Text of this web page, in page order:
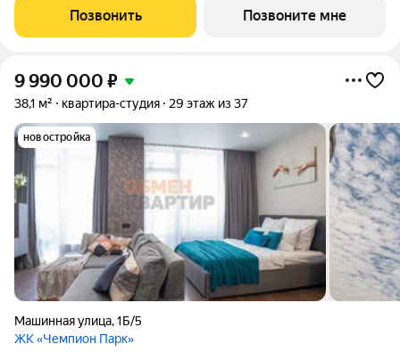
муниципальный детский сад жители смогут получать
удовольствие от каждого момента жизни в
Позвонить Позвоните мне
9 990 000 ₽
38,1 м² квартира-студия 29 этаж из 37
новостройка
Машинная улица,1Б/5
ЖК «Чемпион Парк»